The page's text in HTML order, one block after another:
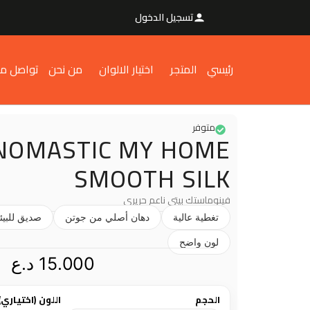
تسجيل الدخول
رئيسي المتجر اختيار الالوان من نحن تواصل
متوفر
MY HOME
SMOOTH SILK
فينوماستك بيتي ناعم حريري
تغطية عالية دهان أصلي من جوتن صديق
لون واضح
15.000 د.ع
الحجم اللون